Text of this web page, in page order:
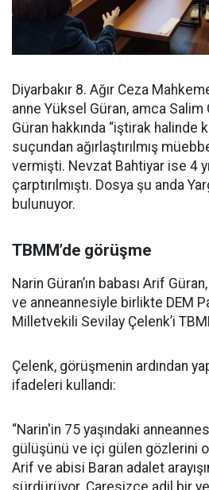
Diyarbakır 8. Ağır Ceza
anne Yüksel Güran, amca Salim
Güran hakkında “iştirak halinde
suçundan ağırlaştırılmış
vermişti. Nevzat Bahtiyar ise 4
çarptırılmıştı. Dosya şu anda
bulunuyor.
TBMM’de görüşme
Narin Güran’ın babası Arif
ve anneannesiyle birlikte DEM
Milletvekili Sevilay Çelenk’i
Çelenk, görüşmenin ardından
ifadeleri kullandı:
“Narin'in 75 yaşındaki
gülüşünü ve içi gülen gözlerini
Arif ve abisi Baran adalet